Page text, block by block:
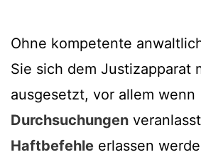
Ohne kompetente
Sie sich dem Justizapparat
ausgesetzt, vor allem wenn
Durchsuchungen
Haftbefehle erlassen